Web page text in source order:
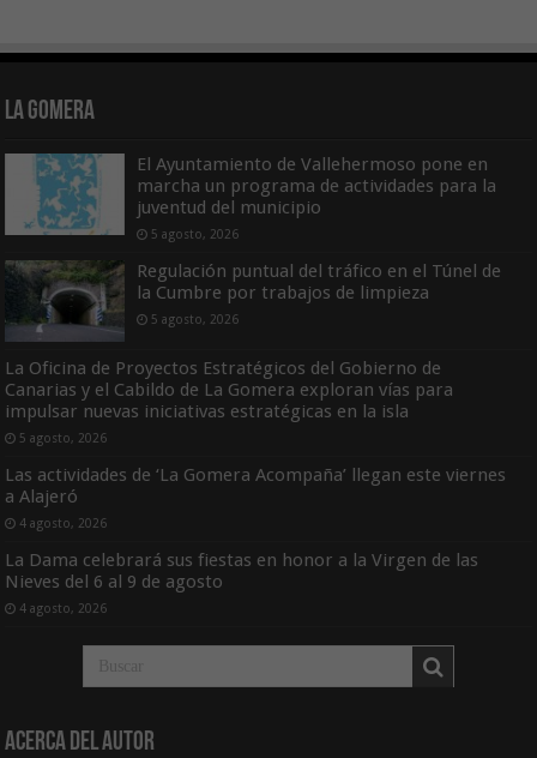
La Gomera
El Ayuntamiento de Vallehermoso pone en
marcha un programa de actividades para la
juventud del municipio
5 agosto, 2026
Regulación puntual del tráfico en el Túnel de
la Cumbre por trabajos de limpieza
5 agosto, 2026
La Oficina de Proyectos Estratégicos del Gobierno de
Canarias y el Cabildo de La Gomera exploran vías para
impulsar nuevas iniciativas estratégicas en la isla
5 agosto, 2026
Las actividades de ‘La Gomera Acompaña’ llegan este viernes
a Alajeró
4 agosto, 2026
La Dama celebrará sus fiestas en honor a la Virgen de las
Nieves del 6 al 9 de agosto
4 agosto, 2026
Acerca del Autor